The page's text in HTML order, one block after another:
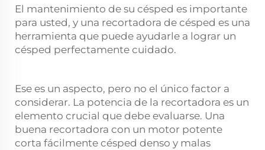
El mantenimiento de su césped es importante
para usted, y una recortadora de césped es una
herramienta que puede ayudarle a lograr un
césped perfectamente cuidado.
Ese es un aspecto, pero no el único factor a
considerar. La potencia de la recortadora es un
elemento crucial que debe evaluarse. Una
buena recortadora con un motor potente
corta fácilmente césped denso y malas